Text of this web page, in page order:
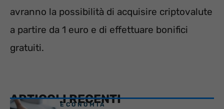
avranno la possibilità di acquisire criptovalute
a partire da 1 euro e di effettuare bonifici
gratuiti.
ARTICOLI RECENTI
ECONOMIA